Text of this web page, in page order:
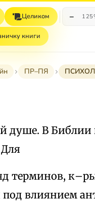
Целиком −
книги
ПР–ПЯ
душе. В Библии
терминов,
влиянием